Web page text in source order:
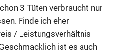
3 Tüten verbraucht nur
Finde ich eher
/ Leistungsverhältnis
ist es auch